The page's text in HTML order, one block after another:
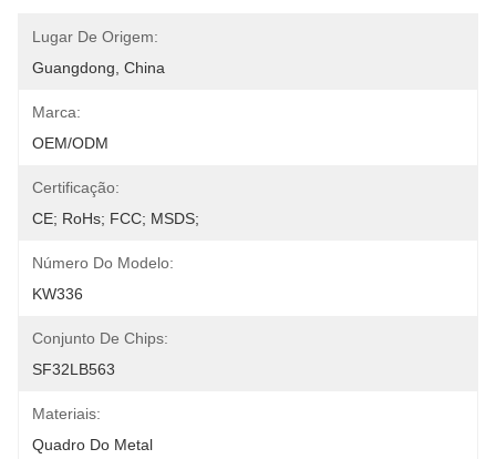
Lugar De Origem:
Guangdong, China
Marca:
OEM/ODM
Certificação:
CE; RoHs; FCC; MSDS;
Número Do Modelo:
KW336
Conjunto De Chips:
SF32LB563
Materiais:
Quadro Do Metal